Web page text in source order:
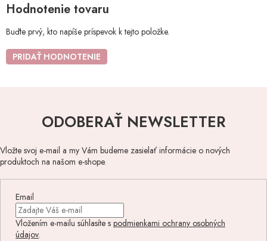
Hodnotenie tovaru
Buďte prvý, kto napíše príspevok k tejto položke.
PRIDAŤ HODNOTENIE
ODOBERAŤ NEWSLETTER
Vložte svoj e-mail a my Vám budeme zasielať informácie o nových
produktoch na našom e-shope.
Email
Vložením e-mailu súhlasíte s podmienkami ochrany osobných
údajov.